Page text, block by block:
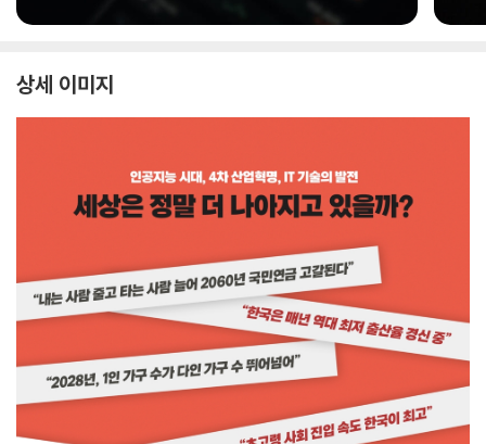
상세 이미지